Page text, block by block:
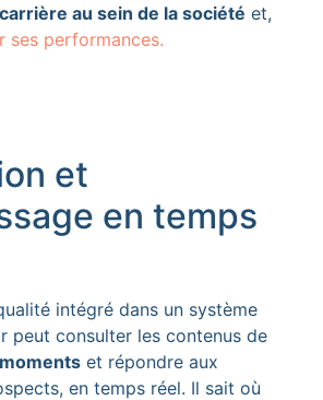
au sein de la société et,
ses performances.
et
en temps
intégré dans un système
peut consulter les contenus de
et répondre aux
en temps réel. Il sait où